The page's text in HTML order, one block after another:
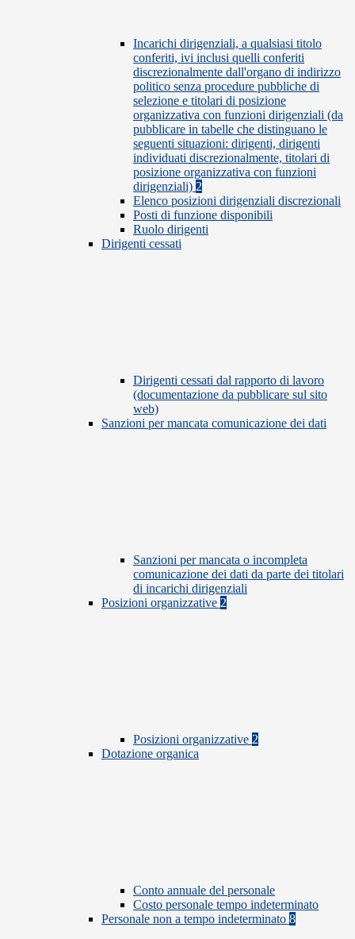
Incarichi dirigenziali, a qualsiasi titolo
conferiti, ivi inclusi quelli conferiti
discrezionalmente dall'organo di indirizzo
politico senza procedure pubbliche di
selezione e titolari di posizione
organizzativa con funzioni dirigenziali (da
pubblicare in tabelle che distinguano le
seguenti situazioni: dirigenti, dirigenti
individuati discrezionalmente, titolari di
posizione organizzativa con funzioni
dirigenziali) 2
Elenco posizioni dirigenziali discrezionali
Posti di funzione disponibili
Ruolo dirigenti
Dirigenti cessati
Dirigenti cessati dal rapporto di lavoro
(documentazione da pubblicare sul sito
web)
Sanzioni per mancata comunicazione dei dati
Sanzioni per mancata o incompleta
comunicazione dei dati da parte dei titolari
di incarichi dirigenziali
Posizioni organizzative 2
Posizioni organizzative 2
Dotazione organica
Conto annuale del personale
Costo personale tempo indeterminato
Personale non a tempo indeterminato 8